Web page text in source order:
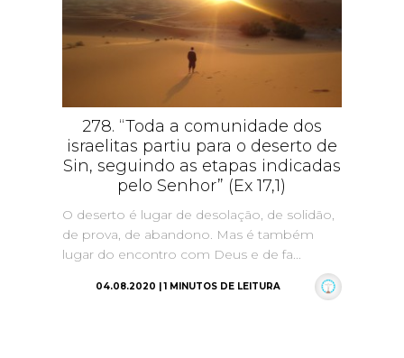
278. “Toda a comunidade dos
israelitas partiu para o deserto de
Sin, seguindo as etapas indicadas
pelo Senhor” (Ex 17,1)
O deserto é lugar de desolação, de solidão,
de prova, de abandono. Mas é também
lugar do encontro com Deus e de fa...
04.08.2020 | 1 MINUTOS DE LEITURA